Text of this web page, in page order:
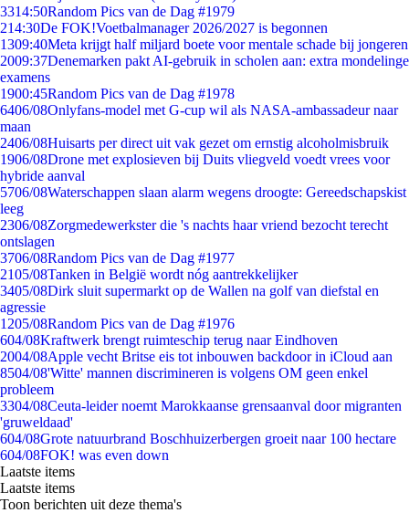
3314:50Random Pics van de Dag #1979
214:30De FOK!Voetbalmanager 2026/2027 is begonnen
1309:40Meta krijgt half miljard boete voor mentale schade bij jongeren
2009:37Denemarken pakt AI-gebruik in scholen aan: extra mondelinge
examens
1900:45Random Pics van de Dag #1978
6406/08Onlyfans-model met G-cup wil als NASA-ambassadeur naar
maan
2406/08Huisarts per direct uit vak gezet om ernstig alcoholmisbruik
1906/08Drone met explosieven bij Duits vliegveld voedt vrees voor
hybride aanval
5706/08Waterschappen slaan alarm wegens droogte: Gereedschapskist
leeg
2306/08Zorgmedewerkster die 's nachts haar vriend bezocht terecht
ontslagen
3706/08Random Pics van de Dag #1977
2105/08Tanken in België wordt nóg aantrekkelijker
3405/08Dirk sluit supermarkt op de Wallen na golf van diefstal en
agressie
1205/08Random Pics van de Dag #1976
604/08Kraftwerk brengt ruimteschip terug naar Eindhoven
2004/08Apple vecht Britse eis tot inbouwen backdoor in iCloud aan
8504/08'Witte' mannen discrimineren is volgens OM geen enkel
probleem
3304/08Ceuta-leider noemt Marokkaanse grensaanval door migranten
'gruweldaad'
604/08Grote natuurbrand Boschhuizerbergen groeit naar 100 hectare
604/08FOK! was even down
Laatste items
Laatste items
Toon berichten uit deze thema's